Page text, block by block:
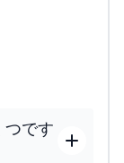
つです